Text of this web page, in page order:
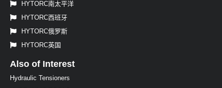
HYTORC南太平洋
HYTORC西班牙
HYTORC俄罗斯
HYTORC英国
Also of Interest
Hydraulic Tensioners